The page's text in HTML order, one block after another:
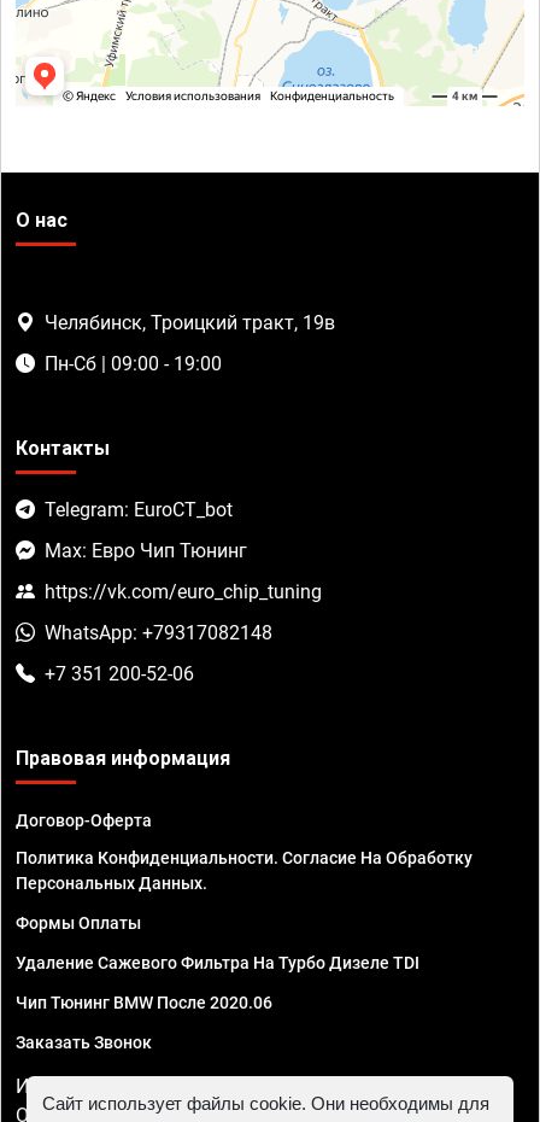
О нас
Челябинск, Троицкий тракт, 19в
Пн-Сб | 09:00 - 19:00
Контакты
Telegram: EuroCT_bot
Max: Евро Чип Тюнинг
https://vk.com/euro_chip_tuning
WhatsApp: +79317082148
+7 351 200-52-06
Правовая информация
Договор-Оферта
Политика Конфиденциальности. Согласие На Обработку
Персональных Данных.
Формы Оплаты
Удаление Сажевого Фильтра На Турбо Дизеле TDI
Чип Тюнинг BMW После 2020.06
Заказать Звонок
ИП Смирнов Георгий Павлович. ИНН 781302555843,
ОГРНИП 324470400032610
Сайт использует файлы cookie. Они необходимы для